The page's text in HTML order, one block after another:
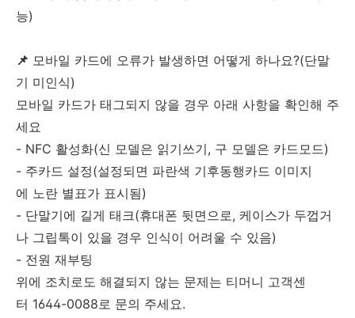
능)
📌 모바일 카드에 오류가 발생하면 어떻게 하나요?(단말
기 미인식)
모바일 카드가 태그되지 않을 경우 아래 사항을 확인해 주
세요
- NFC 활성화(신 모델은 읽기쓰기, 구 모델은 카드모드)
- 주카드 설정(설정되면 파란색 기후동행카드 이미지
에 노란 별표가 표시됨)
- 단말기에 길게 태크(휴대폰 뒷면으로, 케이스가 두껍거
나 그립톡이 있을 경우 인식이 어려울 수 있음)
- 전원 재부팅
위에 조치로도 해결되지 않는 문제는 티머니 고객센
터 1644-0088로 문의 주세요.